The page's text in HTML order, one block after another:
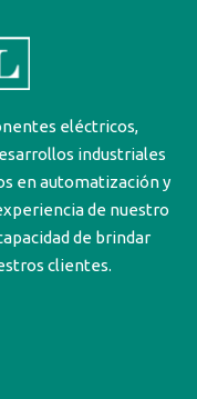
eléctricos,
industriales
en automatización y
de nuestro
de brindar
clientes.